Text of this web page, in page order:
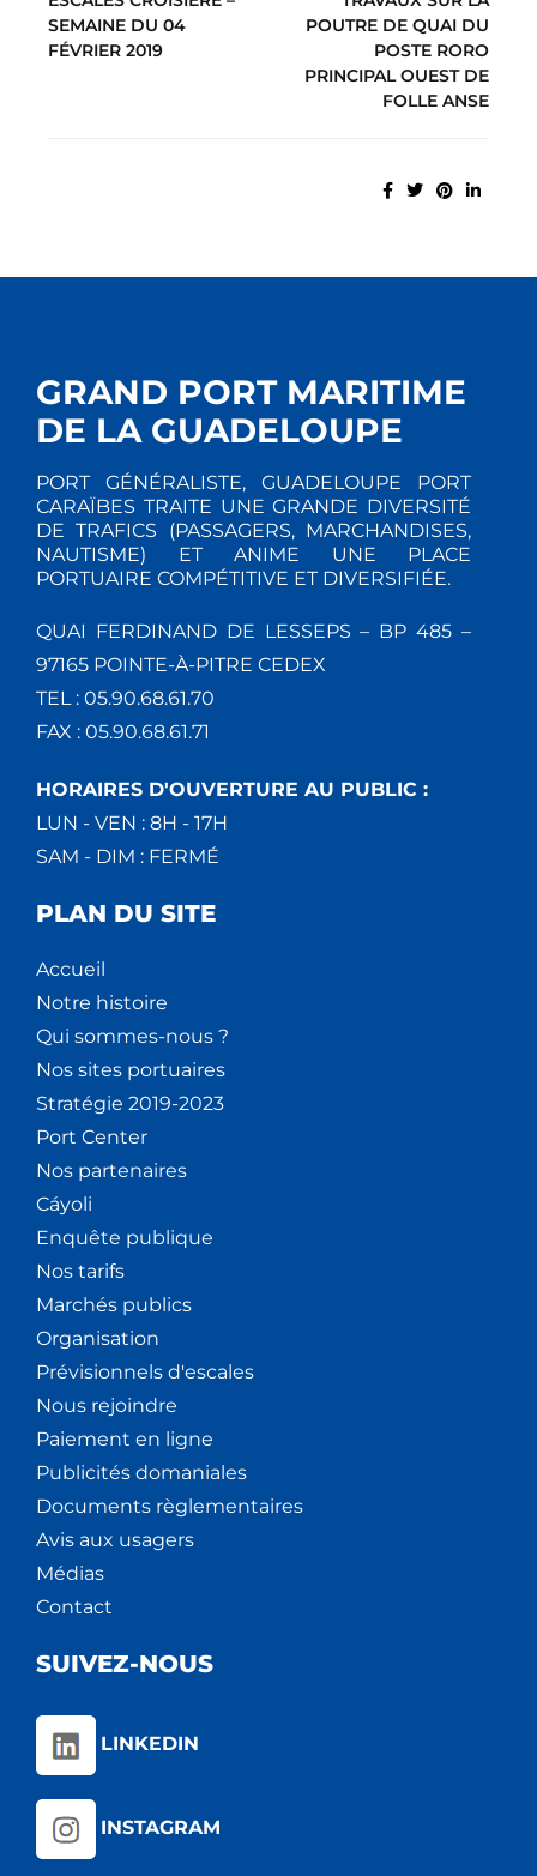
SEMAINE DU 04
FÉVRIER 2019
POUTRE DE QUAI DU
POSTE RORO
PRINCIPAL OUEST DE
FOLLE ANSE
GRAND PORT MARITIME
DE LA GUADELOUPE
PORT GÉNÉRALISTE, GUADELOUPE PORT
CARAÏBES TRAITE UNE GRANDE DIVERSITÉ
DE TRAFICS (PASSAGERS, MARCHANDISES,
NAUTISME) ET ANIME UNE PLACE
PORTUAIRE COMPÉTITIVE ET DIVERSIFIÉE.
QUAI FERDINAND DE LESSEPS – BP 485 –
97165 POINTE-À-PITRE CEDEX
TEL : 05.90.68.61.70
FAX : 05.90.68.61.71
HORAIRES D'OUVERTURE AU PUBLIC :
LUN - VEN : 8H - 17H
SAM - DIM : FERMÉ
PLAN DU SITE
Accueil
Notre histoire
Qui sommes-nous ?
Nos sites portuaires
Stratégie 2019-2023
Port Center
Nos partenaires
Cáyoli
Enquête publique
Nos tarifs
Marchés publics
Organisation
Prévisionnels d'escales
Nous rejoindre
Paiement en ligne
Publicités domaniales
Documents règlementaires
Avis aux usagers
Médias
Contact
SUIVEZ-NOUS
LINKEDIN
INSTAGRAM